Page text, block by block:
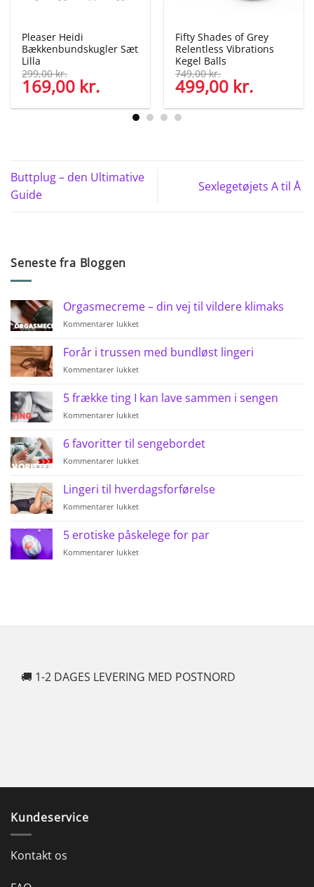
Seneste fra Bloggen
Orgasmecreme – din vej til vildere klimaks
Kommentarer lukkettil
din
vej
vildere
Forår i trussen med bundløst lingeri
Kommentarer lukkettil
trussen
med
lingeri
5 frække ting I kan lave sammen i sengen
Kommentarer lukkettil
ting
I
lave
sammen
i
6 favoritter til sengebordet
Kommentarer lukkettil
favoritter
til
sengebordet
Lingeri til hverdagsforførelse
Kommentarer lukkettil
til
hverdagsforførelse
5 erotiske påskelege for par
Kommentarer lukkettil
Pleaser Heidi
Bækkenbundskugler Sæt
Lilla
299,00kr.
Den
oprindelige
var:
169,00 kr.aktuelle
er:
169,00 kr..
Fifty Shades of Grey
Relentless Vibrations
Kegel Balls
749,00kr.
Den
oprindelige
var:
749,00 kr..
499,00 kr.aktuelle
er:
Buttplug – den Ultimative
Guide
Sexlegetøjets A til Å
🚚 1-2 DAGES LEVERING MED POSTNORD
Kundeservice
Kontakt os